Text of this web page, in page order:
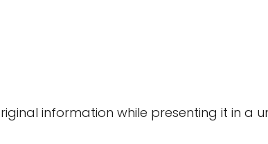
information while presenting it in a